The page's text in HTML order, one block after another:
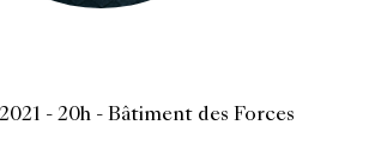
- 20h - Bâtiment des Forces